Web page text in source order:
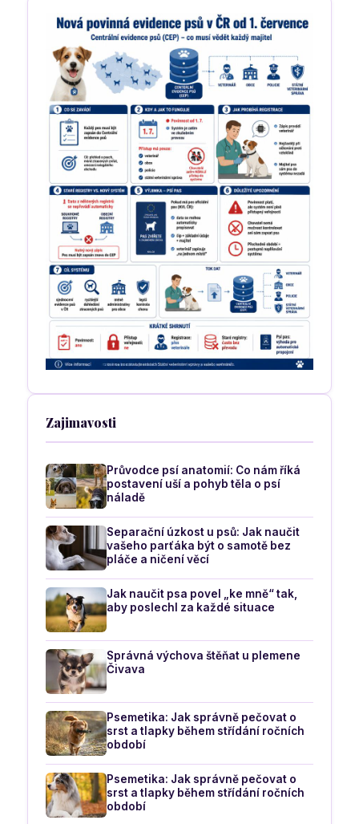
Zajimavosti
Průvodce psí anatomií: Co nám říká
postavení uší a pohyb těla o psí
náladě
Separační úzkost u psů: Jak naučit
vašeho parťáka být o samotě bez
pláče a ničení věcí
Jak naučit psa povel „ke mně“ tak,
aby poslechl za každé situace
Správná výchova štěňat u plemene
Čivava
Psemetika: Jak správně pečovat o
srst a tlapky během střídání ročních
období
Psemetika: Jak správně pečovat o
srst a tlapky během střídání ročních
období